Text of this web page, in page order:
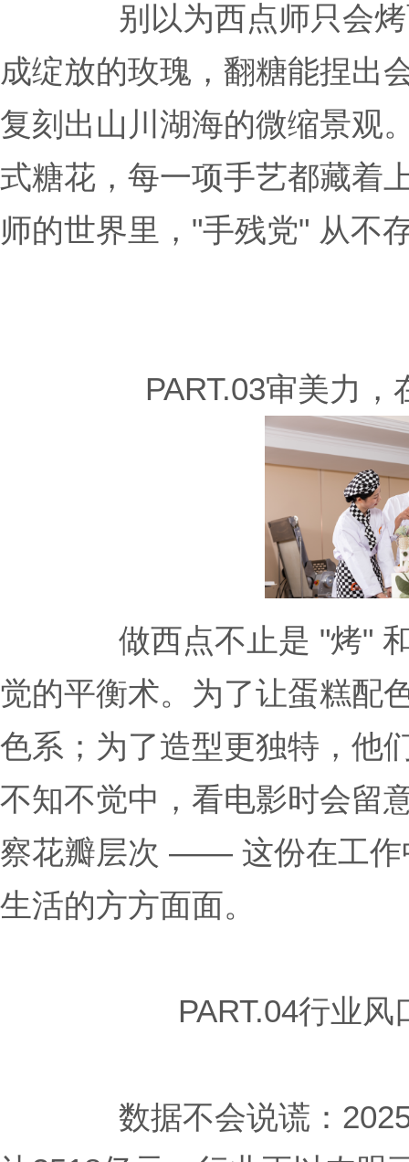
别以为西点师只会
成绽放的玫瑰，翻糖能捏出
复刻出山川湖海的微缩景观
式糖花，每一项手艺都藏着
师的世界里，"手残党" 从不
PART.03审美力
做西点不止是 "烤"
觉的平衡术。为了让蛋糕配
色系；为了造型更独特，他
不知不觉中，看电影时会留
察花瓣层次 —— 这份在工作
生活的方方面面。
PART.04行业
数据不会说谎：